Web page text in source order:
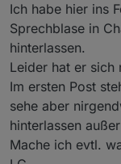
Ich habe hier ins
Sprechblase in
hinterlassen.
Leider hat er sich
Im ersten Post
sehe aber
hinterlassen
Mache ich evtl.